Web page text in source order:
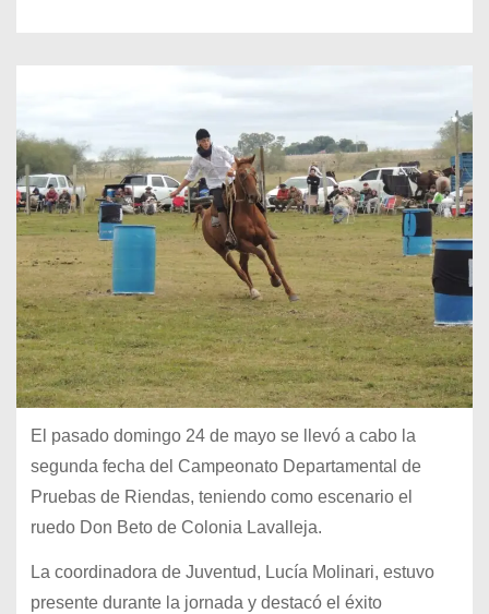
El pasado domingo 24 de mayo se llevó a cabo la
segunda fecha del Campeonato Departamental de
Pruebas de Riendas, teniendo como escenario el
ruedo Don Beto de Colonia Lavalleja.
La coordinadora de Juventud, Lucía Molinari, estuvo
presente durante la jornada y destacó el éxito